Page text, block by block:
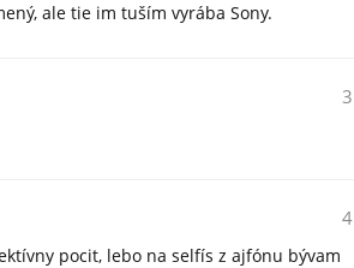
ale tie im tuším vyrába Sony.
3
4
pocit, lebo na selfís z ajfónu bývam